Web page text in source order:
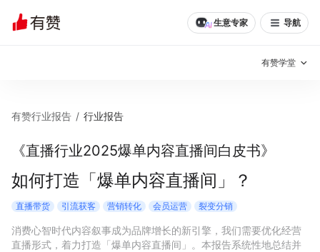
生意专家 导航
有赞学堂
有赞说增长
私域日历 增长方法
有赞说案例拆解 有赞专家说
有赞成功案例 新零售最佳实践
面对面聊增长
有赞行业报告 / 行业报告
《直播行业2025爆单内容直播间白皮书》
如何打造「爆单内容直播间」？
直播带货 引流获客 营销转化 会员运营 裂变分销
消费心智时代内容叙事成为品牌增长的新引擎，我们需要优化经营
直播形式，着力打造「爆单内容直播间」。本报告系统性地总结并